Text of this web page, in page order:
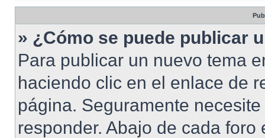
» ¿Cómo se puede publicar
Para publicar un nuevo tema
haciendo clic en el enlace de
página. Seguramente
responder. Abajo de cada